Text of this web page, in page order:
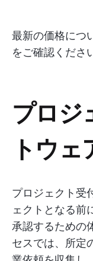
最新の価格につ
をご確認くださ
プロジ
トウェ
プロジェクト受
ェクトとなる前
承認するための
セスでは、所定